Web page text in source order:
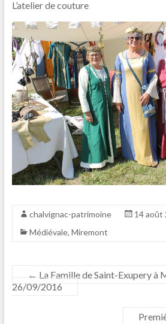
L’atelier de couture
chalvignac-patrimoine
14 août
Médiévale, Miremont
← La Famille de Saint-Exupery à
26/09/2016